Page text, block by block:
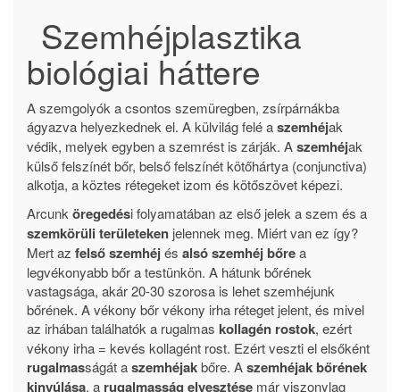
Szemhéjplasztika
biológiai háttere
A szemgolyók a csontos szemüregben, zsírpárnákba
ágyazva helyezkednek el. A külvilág felé aszemhéjak
védik, melyek egyben a szemrést is zárják. Aszemhéjak
külső felszínét bőr, belső felszínét kötőhártya (conjunctiva)
alkotja, a köztes rétegeket izom és kötőszövet képezi.
Arcunk öregedési folyamatában az első jelek a szem és a
szemkörüli területeken jelennek meg. Miért van ez így?
Mert az felső szemhéjés alsó szemhéj bőrea
legvékonyabb bőr a testünkön. A hátunk bőrének
vastagsága, akár 20-30 szorosa is lehet szemhéjunk
bőrének. A vékony bőr vékony irha réteget jelent, és mivel
az irhában találhatók a rugalmas kollagén rostok, ezért
vékony irha = kevés kollagént rost. Ezért veszti el elsőként
rugalmasságát aszemhéjakbőre. Aszemhéjak bőrének
kinyúlása, a rugalmasság elvesztése már viszonylag